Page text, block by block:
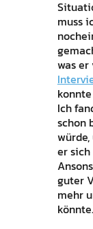
muss
was
Ich
schon
er
guter
mehr
könnte.